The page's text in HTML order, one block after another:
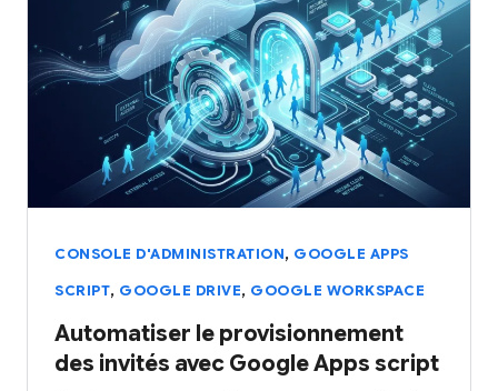
CONSOLE D'ADMINISTRATION, GOOGLE APPS
SCRIPT, GOOGLE DRIVE, GOOGLE WORKSPACE
Automatiser le provisionnement
des invités avec Google Apps script